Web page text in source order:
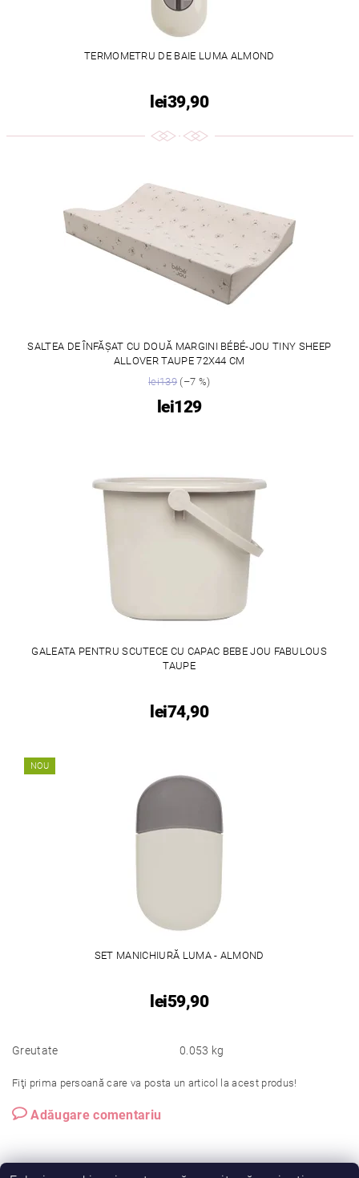
TERMOMETRU DE BAIE LUMA ALMOND
lei39,90
SALTEA DE ÎNFĂȘAT CU DOUĂ MARGINI BÉBÉ-JOU TINY SHEEP
ALLOVER TAUPE 72X44 CM
lei139 (–7 %)
lei129
GALEATA PENTRU SCUTECE CU CAPAC BEBE JOU FABULOUS
TAUPE
lei74,90
NOU
SET MANICHIURĂ LUMA - ALMOND
lei59,90
Greutate 0.053 kg
Fiţi prima persoană care va posta un articol la acest produs!
Adăugare comentariu